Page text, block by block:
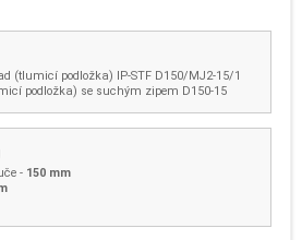
(tlumicí podložka) IP-STF D150/MJ2-15/1
podložka) se suchým zipem D150-15
- 150 mm